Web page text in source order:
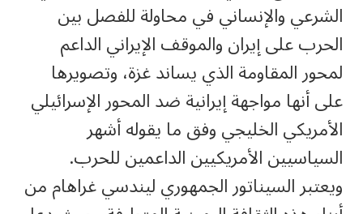
الشرعي والإنساني في محاولة للفصل بين
الحرب على إيران والموقف الإيراني الداعم
لمحور المقاومة الذي يساند غزة، وتصويرها
على أنها مواجهة إيرانية ضد المحور الإسرائيلي
الأمريكي الخليجي وفق ما يقوله أشهر
السياسيين الأمريكيين الداعمين للحرب.
ويعتبر السيناتور الجمهوري ليندسي غراهام من